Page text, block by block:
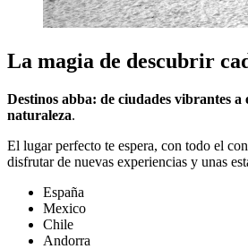
La magia de descubrir
Destinos abba: de ciudades vibrantes a
naturaleza.
El lugar perfecto te espera, con todo el
disfrutar de nuevas experiencias y unas
España
Mexico
Chile
Andorra